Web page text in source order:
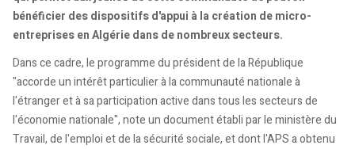
bénéficier des dispositifs d'appui à la création de micro-
entreprises en Algérie dans de nombreux secteurs.
Dans ce cadre, le programme du président de la République
"accorde un intérêt particulier à la communauté nationale à
l'étranger et à sa participation active dans tous les secteurs de
l'économie nationale", note un document établi par le ministère du
Travail, de l'emploi et de la sécurité sociale, et dont l'APS a obtenu